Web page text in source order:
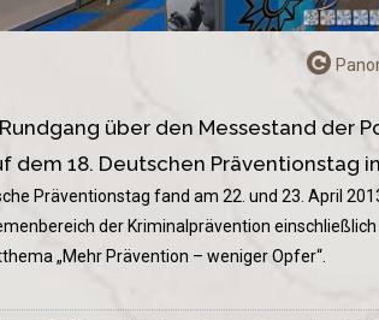
über den Messestand der
dem 18. Deutschen Präventionstag
Präventionstag fand am 22. und 23. April
der Kriminalprävention
„Mehr Prävention – weniger Opfer“.